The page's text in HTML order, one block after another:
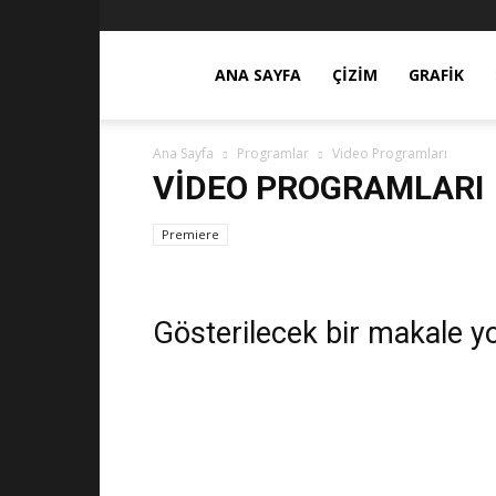
ces3d.comANA SAYFA ÇIZIM GRAFIK
Ana Sayfa Programlar Video Programları
VIDEO PROGRAMLARI
Premiere
Gösterilecek bir makale